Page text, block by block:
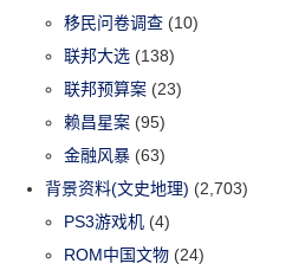
移民问卷调查 (10)
联邦大选 (138)
联邦预算案 (23)
赖昌星案 (95)
金融风暴 (63)
背景资料(文史地理) (2,703)
PS3游戏机 (4)
ROM中国文物 (24)